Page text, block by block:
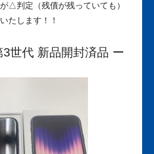
△判定（残債が残っていても）
たします！！
世代 新品開封済品 ー